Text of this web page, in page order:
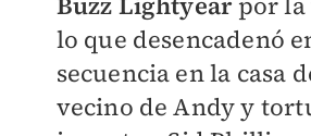
lo que desencadenó
secuencia en la casa
vecino de Andy y